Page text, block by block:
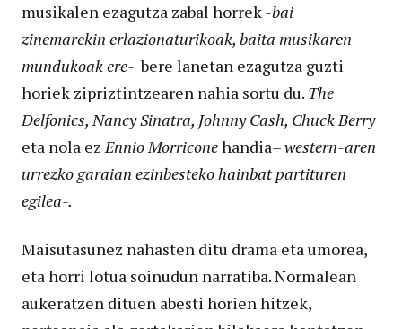
musikalen ezagutza zabal horrek-bai
zinemarekin erlazionaturikoak, baita musikaren
mundukoak ere-bere lanetan ezagutza guzti
horiek zipriztintzearen nahia sortu du. The
Delfonics, Nancy Sinatra, Johnny Cash, Chuck Berry
eta nola ezEnnio Morriconehandia– western-aren
urrezko garaian ezinbesteko hainbat partituren
egilea-.
Maisutasunez nahasten ditu drama eta umorea,
eta horri lotua soinudun narratiba. Normalean
aukeratzen dituen abesti horien hitzek,